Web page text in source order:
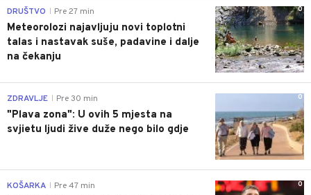
0
DRUŠTVO Pre 27 min
Meteorolozi najavljuju novi toplotni
talas i nastavak suše, padavine i dalje
na čekanju
0
ZDRAVLJE Pre 30 min
"Plava zona": U ovih 5 mjesta na
svjietu ljudi žive duže nego bilo gdje
0
KOŠARKA Pre 47 min